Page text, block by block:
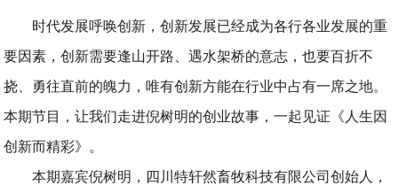
时代发展呼唤创新，创新发展已经成为各行各业发展的重
要因素，创新需要逢山开路、遇水架桥的意志，也要百折不
挠、勇往直前的魄力，唯有创新方能在行业中占有一席之地。
本期节目，让我们走进倪树明的创业故事，一起见证《人生因
创新而精彩》。
本期嘉宾倪树明，四川特轩然畜牧科技有限公司创始人，